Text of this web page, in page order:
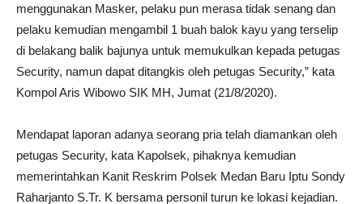
menggunakan Masker, pelaku pun merasa tidak senang dan
pelaku kemudian mengambil 1 buah balok kayu yang terselip
di belakang balik bajunya untuk memukulkan kepada petugas
Security, namun dapat ditangkis oleh petugas Security,” kata
Kompol Aris Wibowo SIK MH, Jumat (21/8/2020).
Mendapat laporan adanya seorang pria telah diamankan oleh
petugas Security, kata Kapolsek, pihaknya kemudian
memerintahkan Kanit Reskrim Polsek Medan Baru Iptu Sondy
Raharjanto S.Tr. K bersama personil turun ke lokasi kejadian.